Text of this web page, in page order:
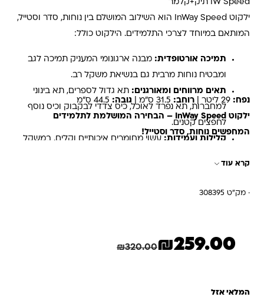
IW Speed תיק+קלמר
ילקוט InWay Speed הוא השילוב המושלם בין נוחות, סדר וסטייל,
המותאם במיוחד לצרכי התלמידים. הילקוט כולל:
תמיכה אורטופדית:מבנה ארגונומי המעניק תמיכה לגב
ומבטיח נוחות מרבית גם בנשיאת משקל רב.
תאים מרווחים ומאורגנים:תא גדול לספרים, תא בינוני
למחברות, תא נפרד לאוכל, כיס צדדי לבקבוק וכיס נוסף
לחפצים קטנים.
קלילות ועמידות:עשוי מחומרים איכותיים וקלים, במשקל
נפח:29 ליטר | רוחב: 31.5 ס”מ | גובה:44.5 ס”מ
ילקוט InWay Speed – הבחירה המושלמת לתלמידים
המחפשים נוחות, סדר וסטייל!
קרא עוד
· מק"ט 308395
₪320.00
המחיר המקורי היה: ₪320.00.
₪259.00
המחיר הנוכחי הוא: ₪259.00. חיסכון
המלאי אזל